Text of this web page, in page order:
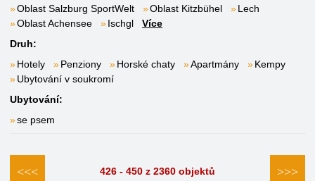
Oblast Salzburg SportWelt
Oblast Kitzbühel
Lech
Oblast Achensee
Ischgl
Více
Druh:
Hotely
Penziony Horské chaty Apartmány
Kempy
Ubytování v soukromí
Ubytování:
se psem
<<< 426 - 450 z 2360 objektů >>>